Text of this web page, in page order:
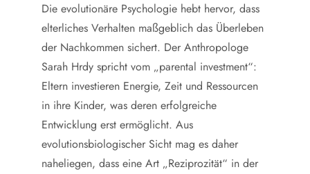
Die evolutionäre Psychologie hebt hervor, dass
elterliches Verhalten maßgeblich das Überleben
der Nachkommen sichert. Der Anthropologe
Sarah Hrdy spricht vom „parental investment“:
Eltern investieren Energie, Zeit und Ressourcen
in ihre Kinder, was deren erfolgreiche
Entwicklung erst ermöglicht. Aus
evolutionsbiologischer Sicht mag es daher
naheliegen, dass eine Art „Reziprozität“ in der